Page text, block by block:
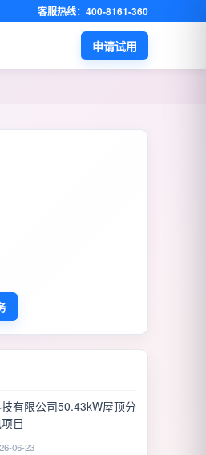
客服热线：400-8161-360
申请试用
有限公司50.43kW屋顶分
目
06-23